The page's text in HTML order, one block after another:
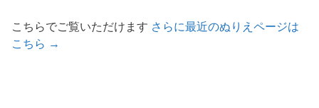
こちらでご覧いただけます さらに最近のぬりえページは
こちら →